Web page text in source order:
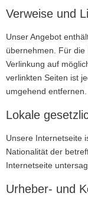
Verweise und
Unser Angebot
übernehmen. Für die
Verlinkung auf
verlinkten Seiten ist
umgehend entfernen.
Lokale
Unsere Internetseite
Nationalität der
Internetseite
Urheber- und